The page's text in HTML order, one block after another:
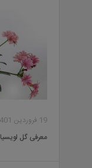
19 فروردین 1401
معرفی گل لویسیا